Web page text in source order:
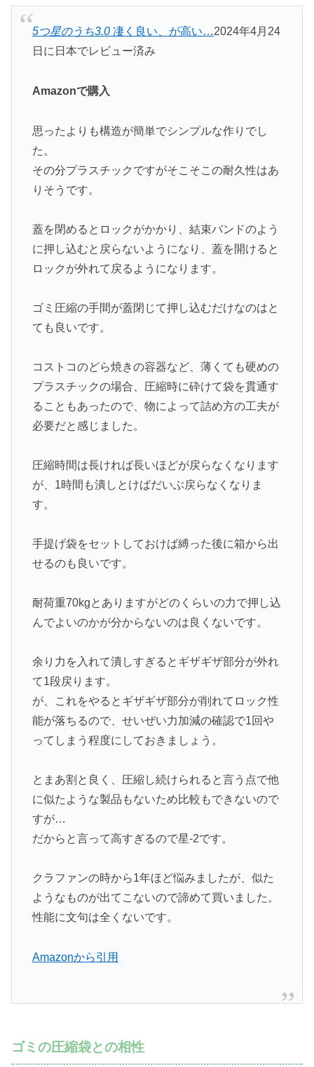
5つ星のうち3.0凄く良い、が高い…2024年4月24
日に日本でレビュー済み
Amazonで購入
思ったよりも構造が簡単でシンプルな作りでし
た。
その分プラスチックですがそこそこの耐久性はあ
りそうです。
蓋を閉めるとロックがかかり、結束バンドのよう
に押し込むと戻らないようになり、蓋を開けると
ロックが外れて戻るようになります。
ゴミ圧縮の手間が蓋閉じて押し込むだけなのはと
ても良いです。
コストコのどら焼きの容器など、薄くても硬めの
プラスチックの場合、圧縮時に砕けて袋を貫通す
ることもあったので、物によって詰め方の工夫が
必要だと感じました。
圧縮時間は長ければ長いほどが戻らなくなります
が、1時間も潰しとけばだいぶ戻らなくなりま
す。
手提げ袋をセットしておけば縛った後に箱から出
せるのも良いです。
耐荷重70kgとありますがどのくらいの力で押し込
んでよいのかが分からないのは良くないです。
余り力を入れて潰しすぎるとギザギザ部分が外れ
て1段戻ります。
が、これをやるとギザギザ部分が削れてロック性
能が落ちるので、せいぜい力加減の確認で1回や
ってしまう程度にしておきましょう。
とまあ割と良く、圧縮し続けられると言う点で他
に似たような製品もないため比較もできないので
すが…
だからと言って高すぎるので星-2です。
クラファンの時から1年ほど悩みましたが、似た
ようなものが出てこないので諦めて買いました。
性能に文句は全くないです。
Amazonから引用
ゴミの圧縮袋との相性